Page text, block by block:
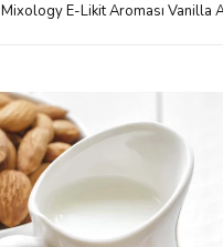
Mixology E-Likit Aroması Vanilla